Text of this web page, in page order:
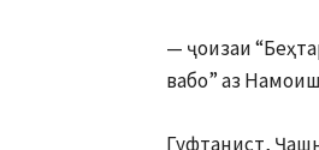
— ҷоизаи
вабо” аз
Гуфтанист,